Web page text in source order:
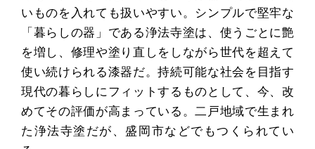
いものを入れても扱いやすい。シンプルで堅牢な
「暮らしの器」である浄法寺塗は、使うごとに艶
を増し、修理や塗り直しをしながら世代を超えて
使い続けられる漆器だ。持続可能な社会を目指す
現代の暮らしにフィットするものとして、今、改
めてその評価が高まっている。二戸地域で生まれ
た浄法寺塗だが、盛岡市などでもつくられてい